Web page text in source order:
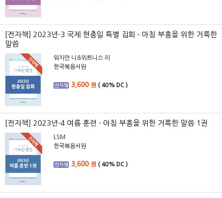
[전자책] 2023년-3 국제 현충일 특별 집회 - 아침 부흥을 위한 거룩한
말씀
워치만 니&위트니스 리
한국복음서원
3,600 원 ( 40% DC )
[전자책] 2023년-4 여름 훈련 - 아침 부흥을 위한 거룩한 말씀 1권
LSM
한국복음서원
3,600 원 ( 40% DC )